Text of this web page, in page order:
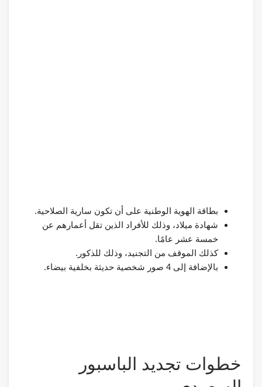
بطاقة الهوية الوطنية على أن تكون سارية الصلاحية.
شهادة ميلاد، وذلك للأفراد الذين تقل أعمارهم عن
خمسة عشر عامًا.
كذلك الموقف من التجنيد، وذلك للذكور.
بالإضافة إلى 4 صور شخصية حديثة بخلفية بيضاء.
خطوات تجديد الباسبور